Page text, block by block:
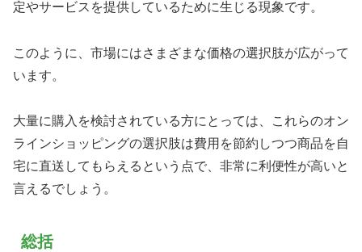
定やサービスを提供しているために生じる現象です。
このように、市場にはさまざまな価格の選択肢が広がって
います。
大量に購入を検討されている方にとっては、これらのオン
ラインショッピングの選択肢は費用を節約しつつ商品を自
宅に直送してもらえるという点で、非常に利便性が高いと
言えるでしょう。
総括